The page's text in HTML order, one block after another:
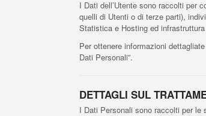
I Dati dell’Utente sono raccolti per
quelli di Utenti o di terze parti),
Statistica e Hosting ed
Per ottenere informazioni
Dati Personali”.
DETTAGLI SUL
I Dati Personali sono raccolti per